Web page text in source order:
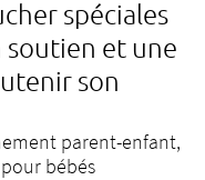
spéciales
et une
son
parent-enfant,
bébés